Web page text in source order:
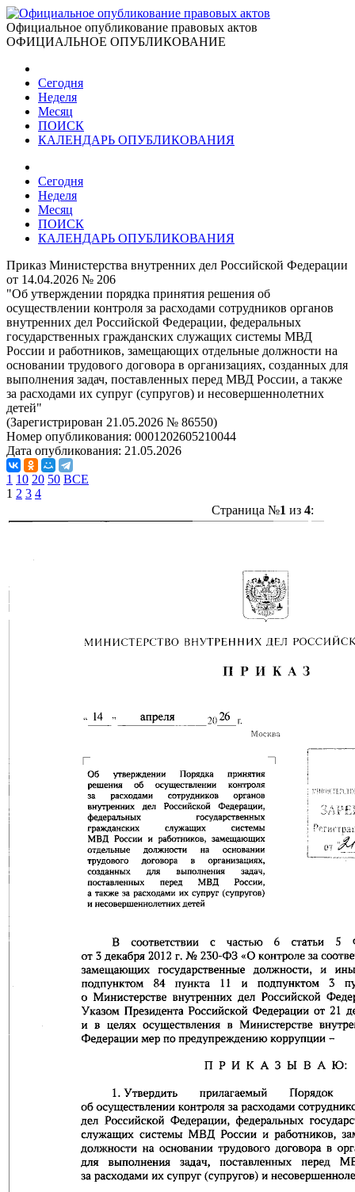
Официальное опубликование правовых актов
ОФИЦИАЛЬНОЕ ОПУБЛИКОВАНИЕ
Сегодня
Неделя
Месяц
ПОИСК
КАЛЕНДАРЬ ОПУБЛИКОВАНИЯ
Сегодня
Неделя
Месяц
ПОИСК
КАЛЕНДАРЬ ОПУБЛИКОВАНИЯ
Приказ Министерства внутренних дел Российской Федерации
от 14.04.2026 № 206
"Об утверждении порядка принятия решения об
осуществлении контроля за расходами сотрудников органов
внутренних дел Российской Федерации, федеральных
государственных гражданских служащих системы МВД
России и работников, замещающих отдельные должности на
основании трудового договора в организациях, созданных для
выполнения задач, поставленных перед МВД России, а также
за расходами их супруг (супругов) и несовершеннолетних
детей"
(Зарегистрирован 21.05.2026 № 86550)
Номер опубликования: 0001202605210044
Дата опубликования: 21.05.2026
1 10 20 50 ВСЕ
1 2 3 4
Страница №1 из 4: